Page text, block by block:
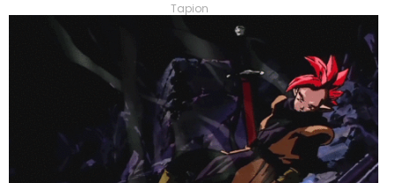
Tapion